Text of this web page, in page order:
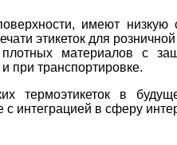
имеют
этикеток для
материалов с
при транспортировке.
термоэтикеток в
интеграцией в сферу